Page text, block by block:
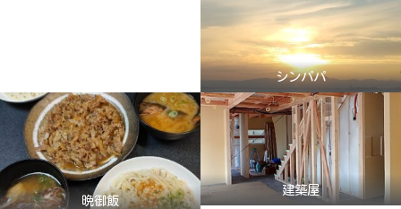
シンパパ
晩御飯
建築屋